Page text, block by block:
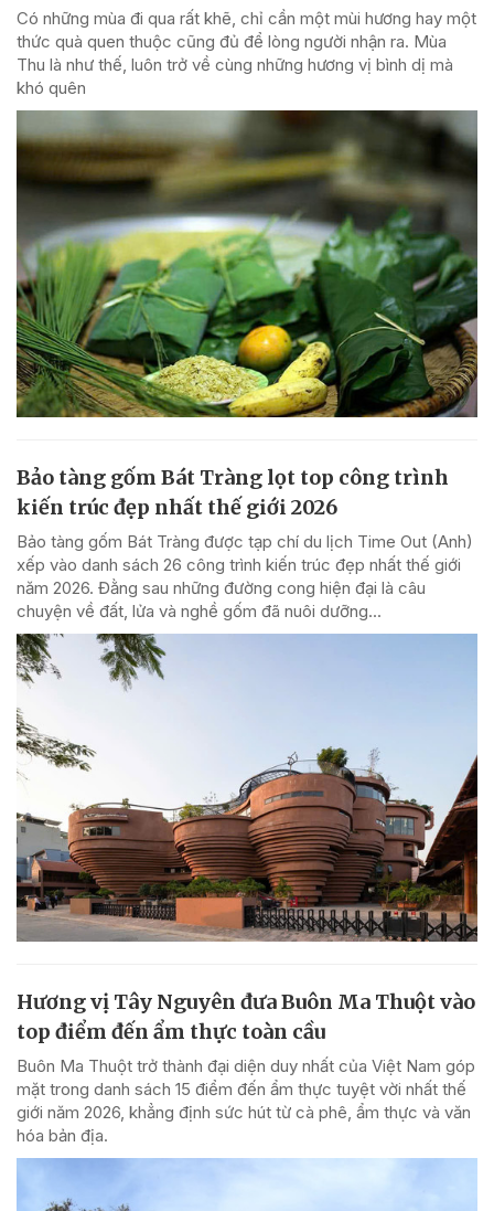
Có những mùa đi qua rất khẽ, chỉ cần một mùi hương hay một
thức quà quen thuộc cũng đủ để lòng người nhận ra. Mùa
Thu là như thế, luôn trở về cùng những hương vị bình dị mà
khó quên
Bảo tàng gốm Bát Tràng lọt top công trình
kiến trúc đẹp nhất thế giới 2026
Bảo tàng gốm Bát Tràng được tạp chí du lịch Time Out (Anh)
xếp vào danh sách 26 công trình kiến trúc đẹp nhất thế giới
năm 2026. Đằng sau những đường cong hiện đại là câu
chuyện về đất, lửa và nghề gốm đã nuôi dưỡng...
Hương vị Tây Nguyên đưa Buôn Ma Thuột vào
top điểm đến ẩm thực toàn cầu
Buôn Ma Thuột trở thành đại diện duy nhất của Việt Nam góp
mặt trong danh sách 15 điểm đến ẩm thực tuyệt vời nhất thế
giới năm 2026, khẳng định sức hút từ cà phê, ẩm thực và văn
hóa bản địa.